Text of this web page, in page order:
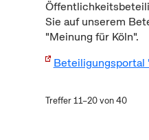
Sie auf unserem
"Meinung für Köln".
Beteiligungsportal
Treffer 11–20 von 40